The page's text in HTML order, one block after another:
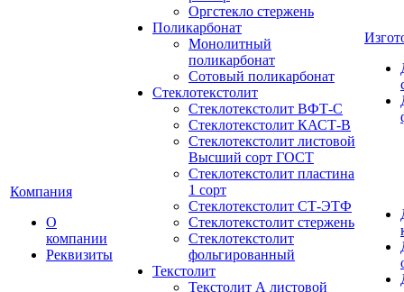
Компания
О
компании
Реквизиты
Оргстекло стержень
Поликарбонат
Монолитный
поликарбонат
Сотовый поликарбонат
Стеклотекстолит
Стеклотекстолит ВФТ-С
Стеклотекстолит КАСТ-В
Стеклотекстолит листовой
Высший сорт ГОСТ
Стеклотекстолит пластина
1 сорт
Стеклотекстолит СТ-ЭТФ
Стеклотекстолит стержень
Стеклотекстолит
фольгированный
Текстолит
Текстолит А листовой